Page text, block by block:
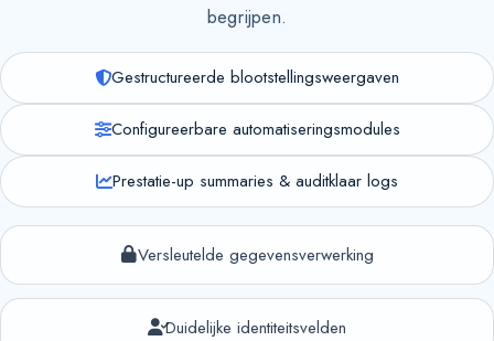
begrijpen.
Gestructureerde blootstellingsweergaven
Configureerbare automatiseringsmodules
Prestatie-up summaries & auditklaar logs
Versleutelde gegevensverwerking
Duidelijke identiteitsvelden